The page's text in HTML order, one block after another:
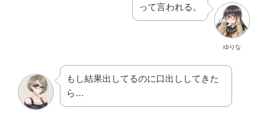
ゆりな
って言われる。
もし結果出してるのに口出ししてきた
ら…